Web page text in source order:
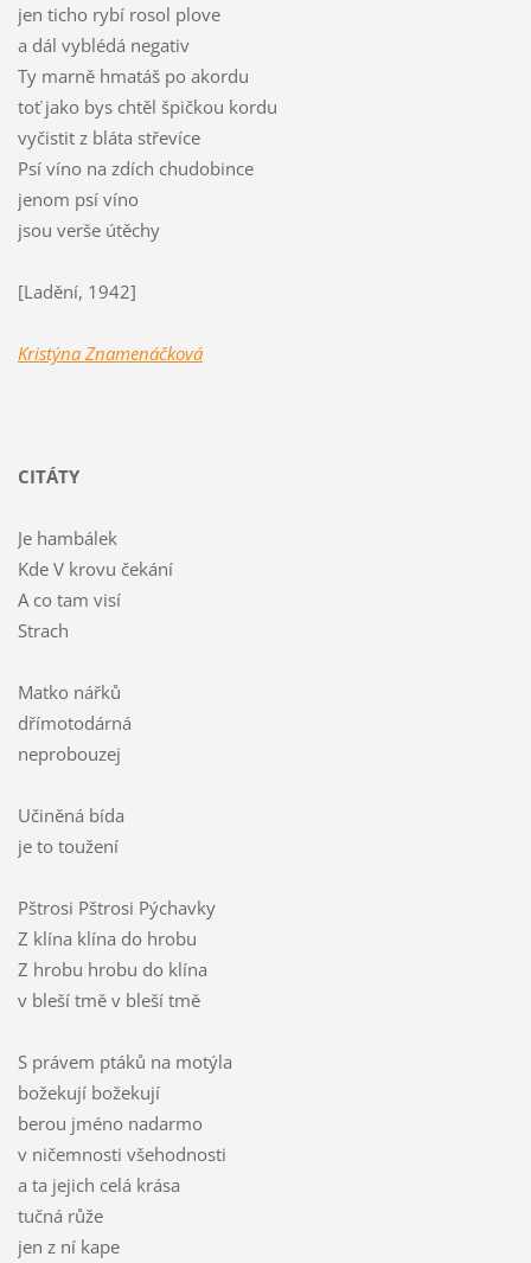
jen ticho rybí rosol plove
a dál vyblédá negativ
Ty marně hmatáš po akordu
toť jako bys chtěl špičkou kordu
vyčistit z bláta střevíce
Psí víno na zdích chudobince
jenom psí víno
jsou verše útěchy
[Ladění, 1942]
Kristýna Znamenáčková
CITÁTY
Je hambálek
Kde V krovu čekání
A co tam visí
Strach
Matko nářků
dřímotodárná
neprobouzej
Učiněná bída
je to toužení
Pštrosi Pštrosi Pýchavky
Z klína klína do hrobu
Z hrobu hrobu do klína
v bleší tmě v bleší tmě
S právem ptáků na motýla
božekují božekují
berou jméno nadarmo
v ničemnosti všehodnosti
a ta jejich celá krása
tučná růže
jen z ní kape